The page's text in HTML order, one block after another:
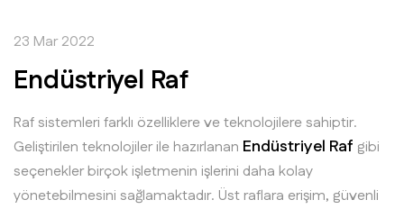
23 Mar 2022
Endüstriyel Raf
Raf sistemleri farklı özelliklere ve teknolojilere sahiptir.
Geliştirilen teknolojiler ile hazırlanan Endüstriyel Raf gibi
seçenekler birçok işletmenin işlerini daha kolay
yönetebilmesini sağlamaktadır. Üst raflara erişim, güvenli